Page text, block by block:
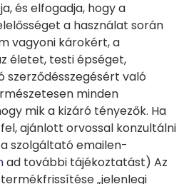
és elfogadja, hogy a
a használat során
vagyoni károkért, a
életet, testi épséget,
való
minden
mik a kizáró tényezők. Ha
ajánlott orvossal konzultálni
szolgáltató emailen-
ad további tájékoztatást) Az
„jelenlegi